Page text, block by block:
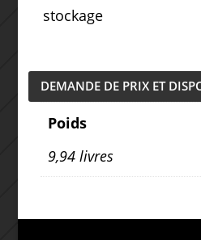
stockage
DEMANDE DE PRIX ET
Poids
9,94 livres